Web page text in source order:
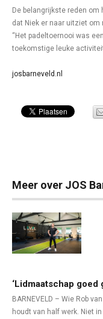
De belangrijkste reden
dat Niek er naar uitziet om
“Het padeltoernooi was
toekomstige leuke
josbarneveld.nl
Meer over JOS
‘Lidmaatschap goed
BARNEVELD – Wie Rob
houdt van half werk. Niet